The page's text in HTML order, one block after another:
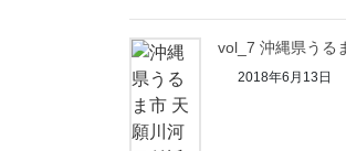
vol_7 沖縄県うる
2018年6月13日